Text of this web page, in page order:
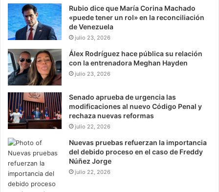
Rubio dice que María Corina Machado
«puede tener un rol» en la reconciliación
de Venezuela
julio 23, 2026
Álex Rodríguez hace pública su relación
con la entrenadora Meghan Hayden
julio 23, 2026
Senado aprueba de urgencia las
modificaciones al nuevo Código Penal y
rechaza nuevas reformas
julio 22, 2026
Nuevas pruebas refuerzan la importancia
del debido proceso en el caso de Freddy
Núñez Jorge
julio 22, 2026